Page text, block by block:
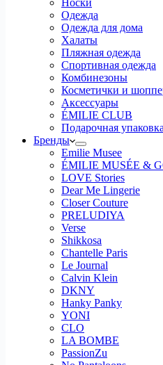
Носки
Одежда
Одежда для дома
Халаты
Пляжная одежда
Спортивная одежда
Комбинезоны
Косметички и
Аксессуары
ÉMILIE CLUB
Подарочная упаковка
Бренды
Emilie Musee
ÉMILIE MUSÉE &
LOVE Stories
Dear Me Lingerie
Closer Couture
PRELUDIYA
Verse
Shikkosa
Chantelle Paris
Le Journal
Calvin Klein
DKNY
Hanky Panky
YONI
CLO
LA BOMBE
PassionZu